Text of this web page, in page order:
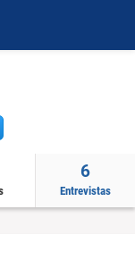
6
Entrevistas